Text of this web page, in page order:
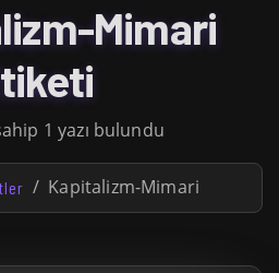
Mimari
1 yazı bulundu
Kapitalizm-Mimari